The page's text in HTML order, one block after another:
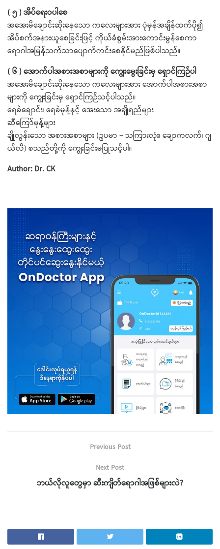
( ၅ ) အိပ်ရေးဝပါစေ
အအေးမိချောင်းဆိုးနေသော ကလေးများအား ပုံမှန်အချိန်ထက်ပို၍
အိပ်စက်အနားယူစေခြင်းဖြင့် ကိုယ်ခံစွမ်းအားကောင်းမွန်စေကာ
ရောဂါအမြန်သက်သာပျောက်ကင်းစေနိုင်မည်ဖြစ်ပါသည်။
( ၆ ) အောက်ပါအစားအစာများကို ကျွေးမွေးခြင်းမှ ရှောင်ကြဉ်ပါ
အအေးမိချောင်းဆိုးနေသော ကလေးများအား အောက်ပါအစားအစာ
များကို ကျွေးခြင်းမှ ရှောင်ကြဉ်သင့်ပါသည်။
ရေခဲချောင်း၊ ရေခဲမုန့်နှင့် အေးသော အချိုရည်များ
ဆီကြော်မုန့်များ
ချိုလွန်းသော အစားအစာများ (ဥပမာ – သကြားလုံး၊ ချောကလက်၊ ဂျ
ယ်လီ) စသည်တို့ကို ကျွေးခြင်းမပြုသင့်ပါ။
Author: Dr. CK
Previous Post
Next Post
ဘယ်လိုလူတွေမှာ ဆီးကျိတ်ရောဂါအဖြစ်များလဲ?